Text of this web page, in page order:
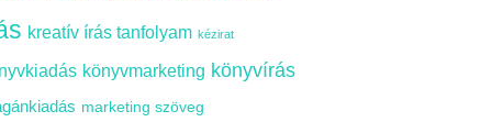
kreatív írás tanfolyam kézirat
könyvmarketing könyvírás
marketing szöveg